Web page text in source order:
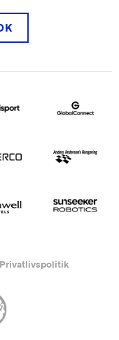
Privatlivspolitik